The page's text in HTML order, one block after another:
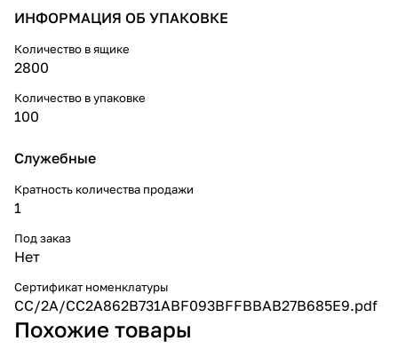
ИНФОРМАЦИЯ ОБ УПАКОВКЕ
Количество в ящике
2800
Количество в упаковке
100
Служебные
Кратность количества продажи
1
Под заказ
Нет
Сертификат номенклатуры
CC/2A/CC2A862B731ABF093BFFBBAB27B685E9.pdf
Похожие товары